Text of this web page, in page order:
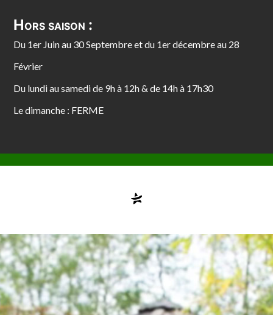
Hors saison :
Du 1er Juin au 30 Septembre et du 1er décembre au 28
Février
Du lundi au samedi de 9h à 12h & de 14h à 17h30
Le dimanche : FERME